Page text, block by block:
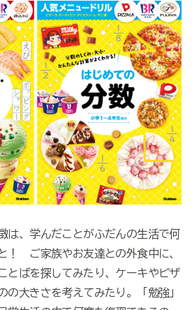
は、学んだことがふだんの生活で何
！ ご家族やお友達との外食中に、
とばを探してみたり、ケーキやピザ
の大きさを考えてみたり。「勉強」